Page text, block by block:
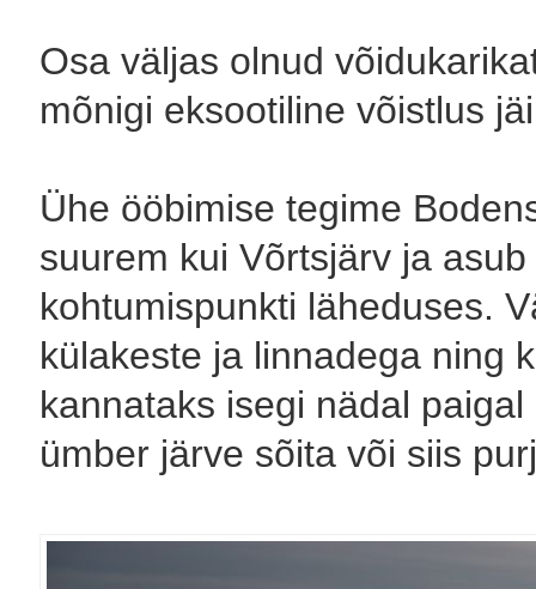
Osa väljas olnud
mõnigi eksootiline võistlus
Ühe ööbimise tegime
suurem kui Võrtsjärv ja
kohtumispunkti läheduses.
külakeste ja linnadega ning
kannataks isegi nädal
ümber järve sõita või siis